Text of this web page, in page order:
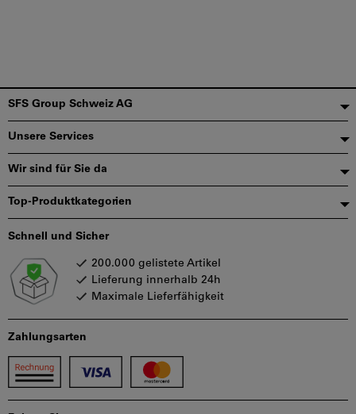
Fußzeile
SFS Group Schweiz AG
Unsere Services
Wir sind für Sie da
Top-Produktkategorien
Zahlungsarten
Schnell und Sicher
200.000 gelistete Artikel
Lieferung innerhalb 24h
Maximale Lieferfähigkeit